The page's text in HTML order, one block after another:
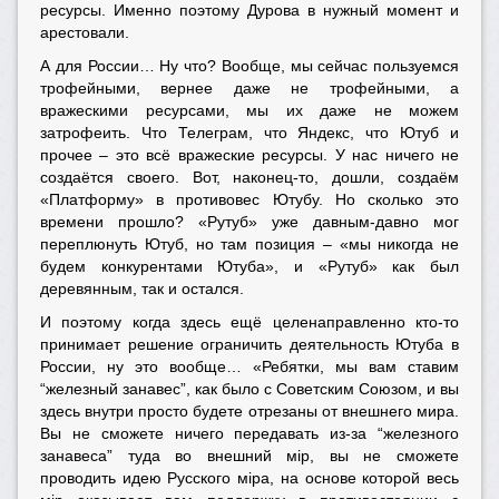
ресурсы. Именно поэтому Дурова в нужный момент и
арестовали.
А для России… Ну что? Вообще, мы сейчас пользуемся
трофейными, вернее даже не трофейными, а
вражескими ресурсами, мы их даже не можем
затрофеить. Что Телеграм, что Яндекс, что Ютуб и
прочее – это всё вражеские ресурсы. У нас ничего не
создаётся своего. Вот, наконец-то, дошли, создаём
«Платформу» в противовес Ютубу. Но сколько это
времени прошло? «Рутуб» уже давным-давно мог
переплюнуть Ютуб, но там позиция – «мы никогда не
будем конкурентами Ютуба», и «Рутуб» как был
деревянным, так и остался.
И поэтому когда здесь ещё целенаправленно кто-то
принимает решение ограничить деятельность Ютуба в
России, ну это вообще… «Ребятки, мы вам ставим
“железный занавес”, как было с Советским Союзом, и вы
здесь внутри просто будете отрезаны от внешнего мира.
Вы не сможете ничего передавать из-за “железного
занавеса” туда во внешний мiр, вы не сможете
проводить идею Русского мiра, на основе которой весь